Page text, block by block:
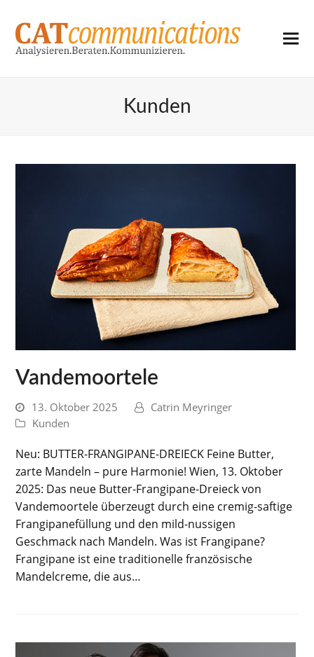
Kunden
Vandemoortele
13. Oktober 2025
Catrin Meyringer
Kunden
Neu: BUTTER-FRANGIPANE-DREIECK Feine Butter,
zarte Mandeln – pure Harmonie! Wien, 13. Oktober
2025: Das neue Butter-Frangipane-Dreieck von
Vandemoortele überzeugt durch eine cremig-saftige
Frangipanefüllung und den mild-nussigen
Geschmack nach Mandeln. Was ist Frangipane?
Frangipane ist eine traditionelle französische
Mandelcreme, die aus…